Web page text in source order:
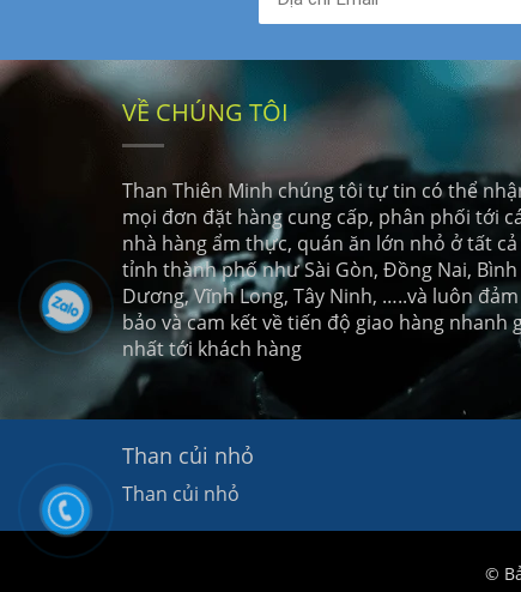
Than củi nhỏ
Than củi nhỏ
VỀ CHÚNG TÔI
Than Thiên Minh chúng tôi tự tin có thể
mọi đơn đặt hàng cung cấp, phân phối tới
nhà hàng ẩm thực, quán ăn lớn nhỏ ở tất cả
tỉnh thành phố như Sài Gòn, Đồng Nai, Bình
Dương, Vĩnh Long, Tây Ninh, …..và luôn đảm
bảo và cam kết về tiến độ giao hàng nhanh
nhất tới khách hàng
©